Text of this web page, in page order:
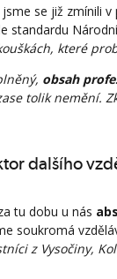
jsme se již zmínili
standardu
které
obsah
tolik nemění.
dalšího
tu dobu u nás
soukromá
z Vysočiny,